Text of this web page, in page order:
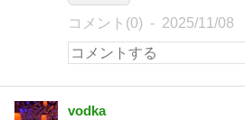
コメント(0) 2025/11/08
vodka